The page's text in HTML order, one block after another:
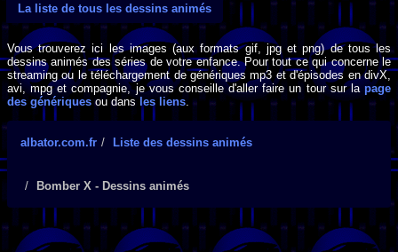
La liste de tous les dessins animés
Vous trouverez ici les images (aux formats gif, jpg et png) de tous les
dessins animés des séries de votre enfance. Pour tout ce qui concerne le
streaming ou le téléchargement de génériques mp3 et d'épisodes en divX,
avi, mpg et compagnie, je vous conseille d'aller faire un tour sur lapage
des génériques ou dans les liens.
albator.com.fr Liste des dessins animés
Bomber X - Dessins animés